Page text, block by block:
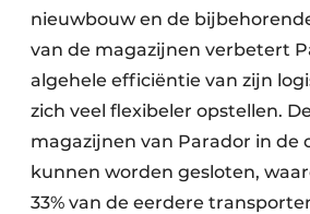
nieuwbouw en de
van de magazijnen verbetert
algehele efficiëntie van zijn
zich veel flexibeler opstellen.
magazijnen van Parador in de
kunnen worden gesloten,
33% van de eerdere